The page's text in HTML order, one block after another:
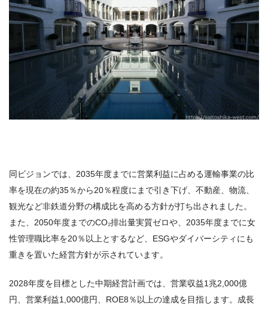
同ビジョンでは、2035年度までに営業利益に占める運輸事業の比
率を現在の約35％から20％程度にまで引き下げ、不動産、物流、
観光など非鉄道分野の構成比を高める方針が打ち出されました。
また、2050年度までのCO₂排出量実質ゼロや、2035年度までに女
性管理職比率を20％以上とするなど、ESGやダイバーシティにも
重きを置いた経営方針が示されています。
2028年度を目標とした中期経営計画では、営業収益1兆2,000億
円、営業利益1,000億円、ROE8％以上の達成を目指します。成長